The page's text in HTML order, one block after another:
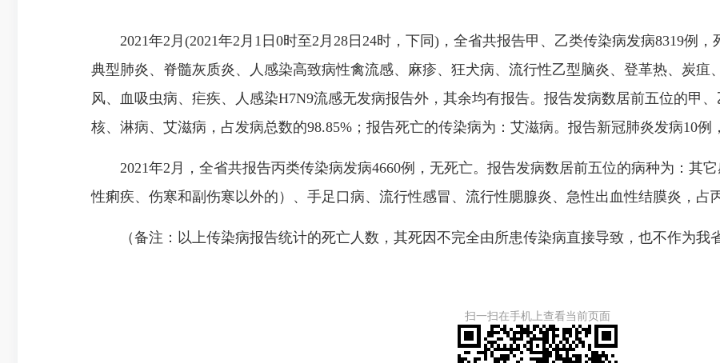
2021年2月(2021年2月1日0时至2月28日24时，下同)，全省共报告甲、乙类传染病发病8319例，
典型肺炎、脊髓灰质炎、人感染高致病性禽流感、麻疹、狂犬病、流行性乙型脑炎、登革热、炭疽
风、血吸虫病、疟疾、人感染H7N9流感无发病报告外，其余均有报告。报告发病数居前五位的甲
核、淋病、艾滋病，占发病总数的98.85%；报告死亡的传染病为：艾滋病。报告新冠肺炎发病10例
2021年2月，全省共报告丙类传染病发病4660例，无死亡。报告发病数居前五位的病种为：其
性痢疾、伤寒和副伤寒以外的）、手足口病、流行性感冒、流行性腮腺炎、急性出血性结膜炎，占
（备注：以上传染病报告统计的死亡人数，其死因不完全由所患传染病直接导致，也不作为我
扫一扫在手机上查看当前页面